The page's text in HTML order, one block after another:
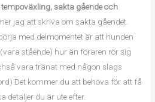
sakta gående och
jag att skriva om sakta gåendet.
med delmomentet är att hunden
stående) hur än föraren rör sig
vara tränat med någon slags
Det kommer du att behöva för att få
detaljer du är ute efter.